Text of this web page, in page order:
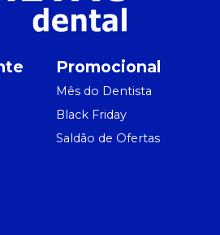
Promocional
Mês do Dentista
Black Friday
Saldão de Ofertas